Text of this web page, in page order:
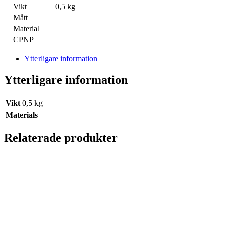
Vikt
0,5 kg
Mått
Material
CPNP
Ytterligare information
Ytterligare information
Vikt 0,5 kg
Materials
Relaterade produkter